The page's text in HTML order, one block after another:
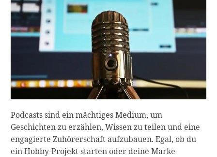
Podcasts sind ein mächtiges Medium, um
Geschichten zu erzählen, Wissen zu teilen und eine
engagierte Zuhörerschaft aufzubauen. Egal, ob du
ein Hobby-Projekt starten oder deine Marke